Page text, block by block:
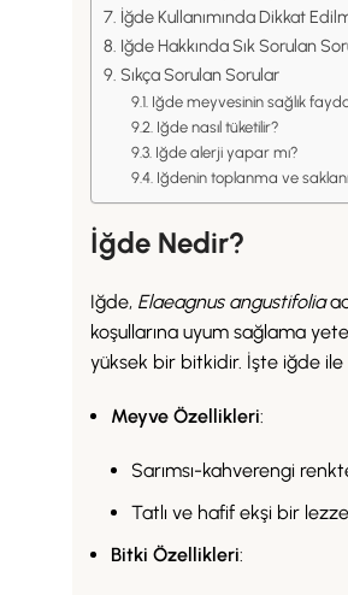
İğde Kullanımında Dikkat
Iğde Hakkında Sık Sorulan
Sıkça Sorulan Sorular
Iğde meyvesinin sağlık
Iğde nasıl tüketilir?
Iğde alerji yapar mı?
Iğdenin toplanma ve
İğde Nedir?
Iğde, Elaeagnus angustifolia
koşullarına uyum sağlama
yüksek bir bitkidir. İşte iğde
Meyve Özellikleri:
Sarımsı-kahverengi
Tatlı ve hafif ekşi bir
Bitki Özellikleri: